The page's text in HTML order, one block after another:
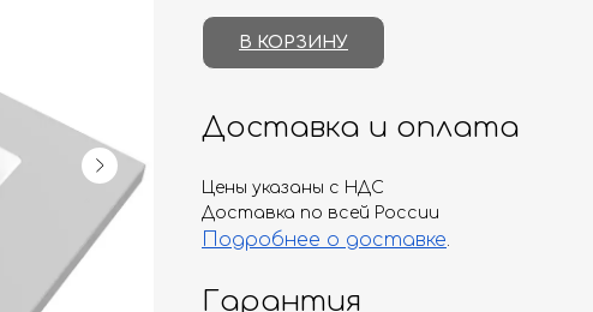
В КОРЗИНУ
Доставка и оплата
Цены указаны с НДС
Доставка по всей России
Подробнее о доставке.
Гарантия